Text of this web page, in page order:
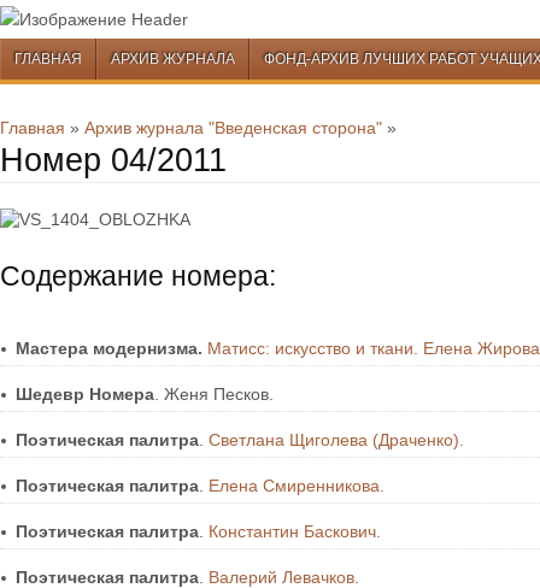
Перейти к содержимому
ГЛАВНАЯ АРХИВ ЖУРНАЛА ФОНД-АРХИВ ЛУЧШИХ РАБОТ
Главная » Архив журнала "Введенская сторона" »
Номер 04/2011
Содержание номера:
Мастера модернизма. Матисс: искусство и ткани. Елена
Шедевр Номера . Женя Песков.
Поэтическая палитра Светлана Щиголева (Драченко).
Поэтическая палитра Елена Смиренникова.
Поэтическая палитра Константин Баскович.
Поэтическая палитра Валерий Левачков.